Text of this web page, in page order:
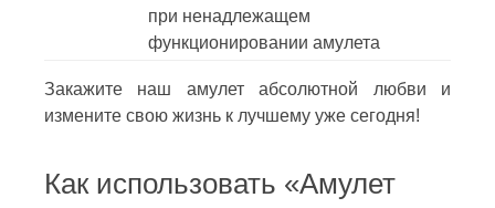
при ненадлежащем
функционировании амулета
Закажите наш амулет абсолютной любви и
измените свою жизнь к лучшему уже сегодня!
Как использовать «Амулет